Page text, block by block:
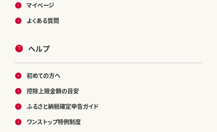
マイページ
よくある質問
ヘルプ
初めての方へ
控除上限金額の目安
ふるさと納税確定申告ガイド
ワンストップ特例制度